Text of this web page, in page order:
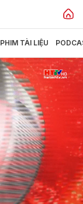
PHIM TÀI LIỆU